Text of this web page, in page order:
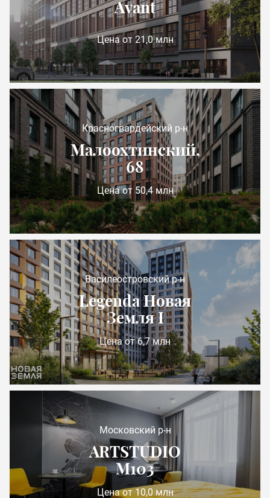
Avant
Цена от 21,0 млн
Красногвардейский р-н
Малоохтинский,
68
Цена от 50,4 млн
Василеостровский р-н
Legenda Новая
Земля I
Цена от 6,7 млн
Московский р-н
ARTSTUDIO
М103
Цена от 10,0 млн